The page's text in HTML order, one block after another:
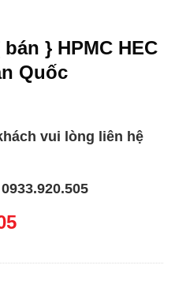
} HPMC HEC
Quốc
vui lòng liên hệ